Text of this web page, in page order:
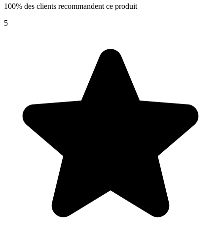
100% des clients recommandent ce produit
5